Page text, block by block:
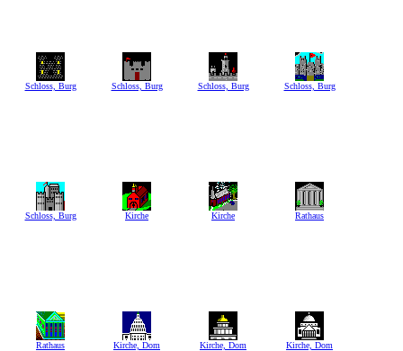
Schloss, Burg Schloss, Burg Schloss, Burg Schloss, Burg
Schloss, Burg Kirche Kirche Rathaus
Rathaus Kirche, Dom Kirche, Dom Kirche, Dom